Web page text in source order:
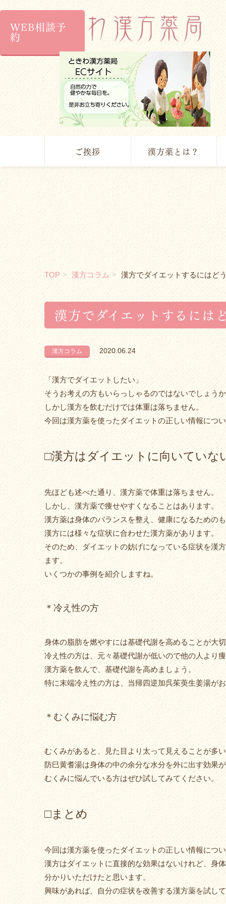
WEB相談予
約
ご挨拶 漢方薬とは？
TOP 漢方コラム 漢方でダイエットするにはど
漢方でダイエットするには
漢方コラム 2020.06.24
「漢方でダイエットしたい」
そうお考えの方もいらっしゃるのではないでしょう
しかし漢方を飲むだけでは体重は落ちません。
今回は漢方薬を使ったダイエットの正しい情報につ
□漢方はダイエットに向いていな
先ほども述べた通り、漢方薬で体重は落ちません。
しかし、漢方薬で痩せやすくなることはあります。
漢方薬は身体のバランスを整え、健康になるための
漢方には様々な症状に合わせた漢方薬があります。
そのため、ダイエットの妨げになっている症状を漢
ます。
いくつかの事例を紹介しますね。
＊冷え性の方
身体の脂肪を燃やすには基礎代謝を高めることが大
冷え性の方は、元々基礎代謝が低いので他の人より
漢方薬を飲んで、基礎代謝を高めましょう。
特に末端冷え性の方は、当帰四逆加呉茱萸生姜湯が
＊むくみに悩む方
むくみがあると、見た目より太って見えることが多
防巳黄耆湯は身体の中の余分な水分を外に出す効果
むくみに悩んでいる方はぜひ試してみてください。
□まとめ
今回は漢方薬を使ったダイエットの正しい情報につ
漢方はダイエットに直接的な効果はないけれど、身
分かりいただけたと思います。
興味があれば、自分の症状を改善する漢方薬を試し